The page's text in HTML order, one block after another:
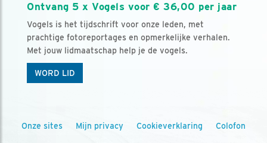
Ontvang 5 x Vogels voor € 36,00 per jaar
Vogels is het tijdschrift voor onze leden, met
prachtige fotoreportages en opmerkelijke verhalen.
Met jouw lidmaatschap help je de vogels.
WORD LID
Onze sites Mijn privacy Cookieverklaring Colofon